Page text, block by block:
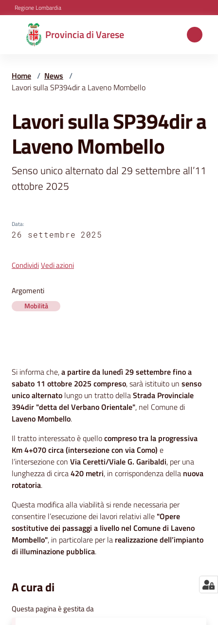
Vai al contenuto
Vai alla navigazione
Vai al footer
Regione Lombardia
Provincia di Varese
Provincia
di
tematiche
Amministrazione
Eventi
Seguici
Home / News /
Lavori sulla SP394dir a Laveno Mombello
Salta al contenuto
Lavori sulla SP394dir a
Laveno Mombello
Senso unico alternato dal 29 settembre all’11
ottobre 2025
Data:
26 settembre 2025
CondividiVedi azioni
Argomenti
Mobilità
Contenuto
Si informa che,a partire da lunedì 29 settembre fino a
sabato 11 ottobre 2025 compreso, sarà istituito un senso
unico alternato lungo un tratto dellaStrada Provinciale
394dir "detta del Verbano Orientale", nel Comune di
Laveno Mombello.
Il tratto interessato è quellocompreso tra la progressiva
Km 4+070 circa (intersezione con via Como) e
l’intersezione con Via Ceretti/Viale G. Garibaldi, per una
lunghezza di circa420 metri, in corrispondenza della nuova
rotatoria.
Questa modifica alla viabilità si rende necessaria per
consentire l’esecuzione dei lavori relativi alle "Opere
sostitutive dei passaggi a livello nel Comune di Laveno
Mombello", in particolare per la realizzazione dell’impianto
di illuminazione pubblica.
A cura di
Questa pagina è gestita da